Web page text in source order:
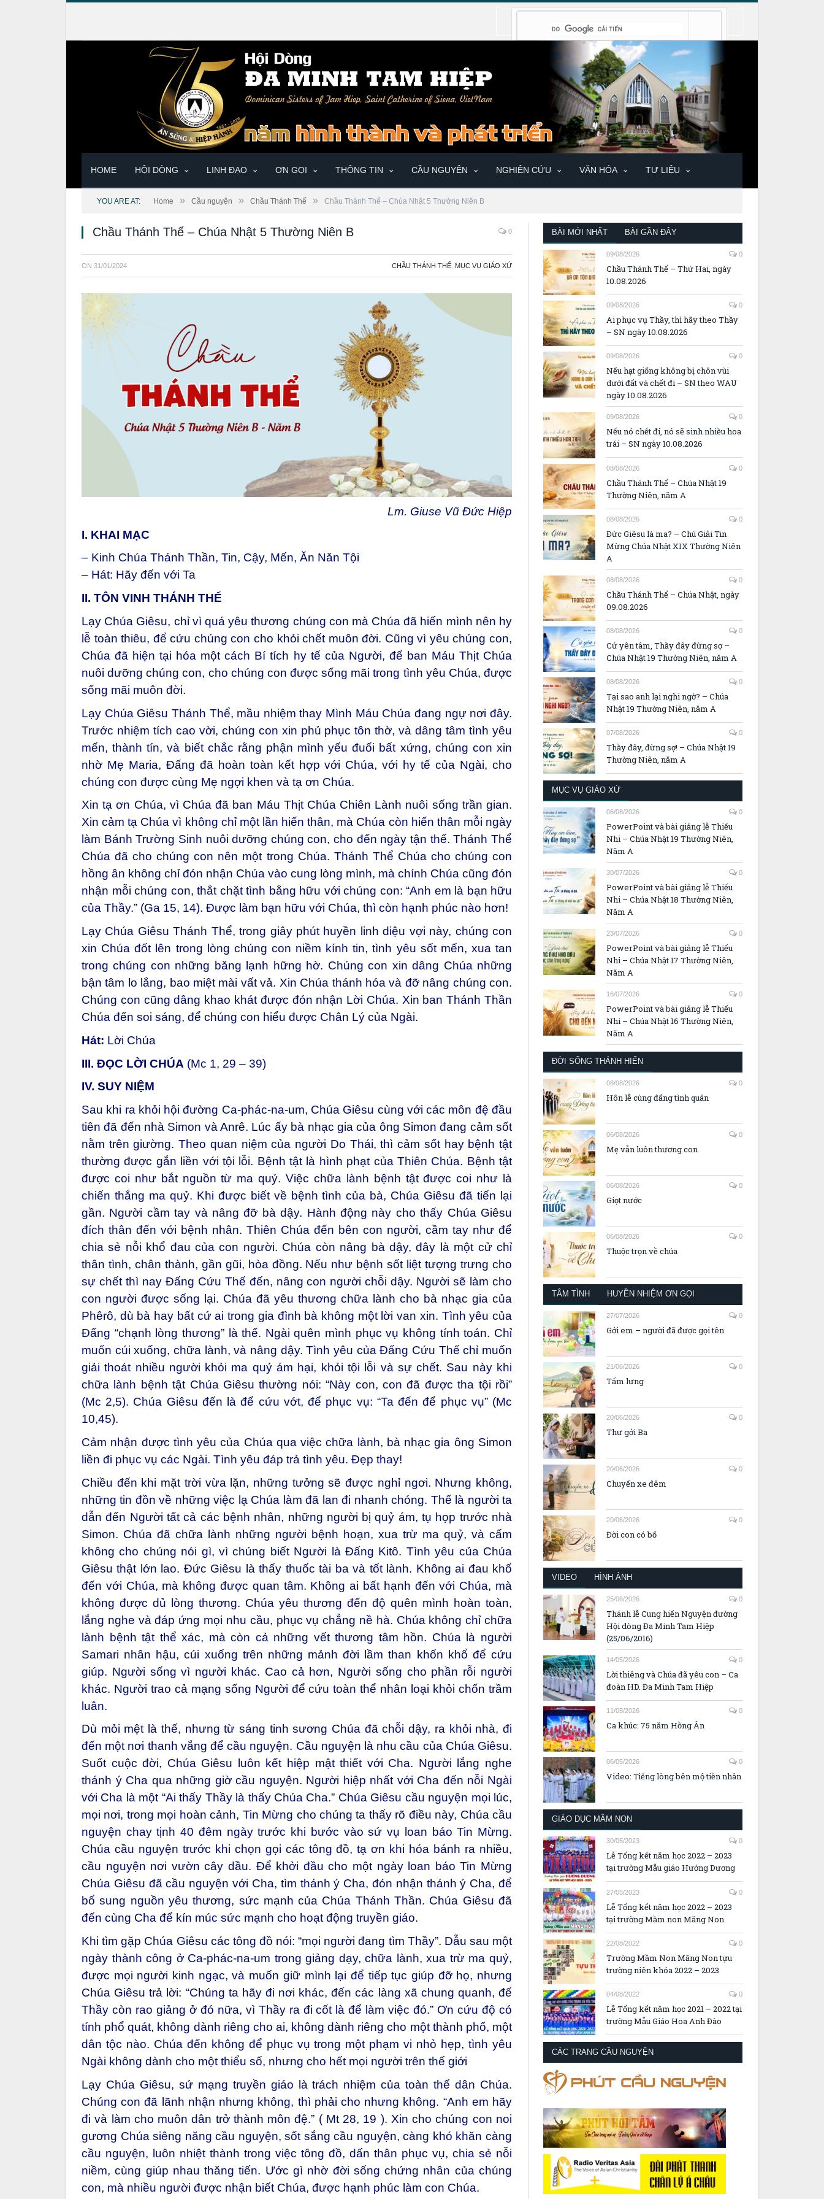
HOME HỘI DÒNG LINH ĐẠO ƠN GỌI THÔNG TIN CẦU NGUYỆN NGHIÊN CỨU VĂN HÓA TƯ LIỆU
YOU ARE AT: Home » Cầu nguyện » Chầu Thánh Thể » Chầu Thánh Thể – Chúa Nhật 5 Thường Niên B
Chầu Thánh Thể – Chúa Nhật 5 Thường Niên B 0
ON 31/01/2024 CHẦU THÁNH THỂ MỤC VỤ GIÁO XỨ
Lm. Giuse Vũ Đức Hiệp
I. KHAI MẠC
– Kinh Chúa Thánh Thần, Tin, Cậy, Mến, Ăn Năn Tội
– Hát: Hãy đến với Ta
II. TÔN VINH THÁNH THỂ
Lạy Chúa Giêsu, chỉ vì quá yêu thương chúng con mà Chúa đã hiến mình nên hy
lễ toàn thiêu, để cứu chúng con cho khỏi chết muôn đời. Cũng vì yêu chúng con,
Chúa đã hiện tại hóa một cách Bí tích hy tế của Người, để ban Máu Thịt Chúa
nuôi dưỡng chúng con, cho chúng con được sống mãi trong tình yêu Chúa, được
sống mãi muôn đời.
Lạy Chúa Giêsu Thánh Thể, mầu nhiệm thay Mình Máu Chúa đang ngự nơi đây.
Trước nhiệm tích cao vời, chúng con xin phủ phục tôn thờ, và dâng tâm tình yêu
mến, thành tín, và biết chắc rằng phận mình yếu đuối bất xứng, chúng con xin
nhờ Mẹ Maria, Đấng đã hoàn toàn kết hợp với Chúa, với hy tế của Ngài, cho
chúng con được cùng Mẹ ngợi khen và tạ ơn Chúa.
Xin tạ ơn Chúa, vì Chúa đã ban Máu Thịt Chúa Chiên Lành nuôi sống trần gian.
Xin cảm tạ Chúa vì không chỉ một lần hiến thân, mà Chúa còn hiến thân mỗi ngày
làm Bánh Trường Sinh nuôi dưỡng chúng con, cho đến ngày tận thế. Thánh Thể
Chúa đã cho chúng con nên một trong Chúa. Thánh Thể Chúa cho chúng con
hồng ân không chỉ đón nhận Chúa vào cung lòng mình, mà chính Chúa cũng đón
nhận mỗi chúng con, thắt chặt tình bằng hữu với chúng con: “Anh em là bạn hữu
của Thầy.” (Ga 15, 14). Được làm bạn hữu với Chúa, thì còn hạnh phúc nào hơn!
Lạy Chúa Giêsu Thánh Thể, trong giây phút huyền linh diệu vợi này, chúng con
xin Chúa đốt lên trong lòng chúng con niềm kính tin, tình yêu sốt mến, xua tan
trong chúng con những băng lạnh hững hờ. Chúng con xin dâng Chúa những
bận tâm lo lắng, bao miệt mài vất vả. Xin Chúa thánh hóa và đỡ nâng chúng con.
Chúng con cũng dâng khao khát được đón nhận Lời Chúa. Xin ban Thánh Thần
Chúa đến soi sáng, để chúng con hiểu được Chân Lý của Ngài.
Hát: Lời Chúa
III. ĐỌC LỜI CHÚA (Mc 1, 29 – 39)
IV. SUY NIỆM
Sau khi ra khỏi hội đường Ca-phác-na-um, Chúa Giêsu cùng với các môn đệ đầu
tiên đã đến nhà Simon và Anrê. Lúc ấy bà nhạc gia của ông Simon đang cảm sốt
nằm trên giường. Theo quan niệm của người Do Thái, thì cảm sốt hay bệnh tật
thường được gắn liền với tội lỗi. Bệnh tật là hình phạt của Thiên Chúa. Bệnh tật
được coi như bắt nguồn từ ma quỷ. Việc chữa lành bệnh tật được coi như là
chiến thắng ma quỷ. Khi được biết về bệnh tình của bà, Chúa Giêsu đã tiến lại
gần. Người cầm tay và nâng đỡ bà dậy. Hành động này cho thấy Chúa Giêsu
đích thân đến với bệnh nhân. Thiên Chúa đến bên con người, cầm tay như để
chia sẻ nỗi khổ đau của con người. Chúa còn nâng bà dậy, đây là một cử chỉ
thân tình, chân thành, gần gũi, hòa đồng. Nếu như bệnh sốt liệt tượng trưng cho
sự chết thì nay Đấng Cứu Thế đến, nâng con người chỗi dậy. Người sẽ làm cho
con người được sống lại. Chúa đã yêu thương chữa lành cho bà nhạc gia của
Phêrô, dù bà hay bất cứ ai trong gia đình bà không một lời van xin. Tình yêu của
Đấng “chạnh lòng thương” là thế. Ngài quên mình phục vụ không tính toán. Chỉ
muốn cúi xuống, chữa lành, và nâng dậy. Tình yêu của Đấng Cứu Thế chỉ muốn
giải thoát nhiều người khỏi ma quỷ ám hại, khỏi tội lỗi và sự chết. Sau này khi
chữa lành bệnh tật Chúa Giêsu thường nói: “Này con, con đã được tha tội rồi”
(Mc 2,5). Chúa Giêsu đến là để cứu vớt, để phục vụ: “Ta đến để phục vụ” (Mc
10,45).
Cảm nhận được tình yêu của Chúa qua việc chữa lành, bà nhạc gia ông Simon
liền đi phục vụ các Ngài. Tình yêu đáp trả tình yêu. Đẹp thay!
Chiều đến khi mặt trời vừa lặn, những tưởng sẽ được nghỉ ngơi. Nhưng không,
những tin đồn về những việc lạ Chúa làm đã lan đi nhanh chóng. Thế là người ta
dẫn đến Người tất cả các bệnh nhân, những người bị quỷ ám, tụ họp trước nhà
Simon. Chúa đã chữa lành những người bệnh hoạn, xua trừ ma quỷ, và cấm
không cho chúng nói gì, vì chúng biết Người là Đấng Kitô. Tình yêu của Chúa
Giêsu thật lớn lao. Đức Giêsu là thấy thuốc tài ba và tốt lành. Không ai đau khổ
đến với Chúa, mà không được quan tâm. Không ai bất hạnh đến với Chúa, mà
không được dủ lòng thương. Chúa yêu thương đến độ quên mình hoàn toàn,
lắng nghe và đáp ứng mọi nhu cầu, phục vụ chẳng nề hà. Chúa không chỉ chữa
lành bệnh tật thể xác, mà còn cả những vết thương tâm hồn. Chúa là người
Samari nhân hậu, cúi xuống trên những mảnh đời lầm than khốn khổ để cứu
giúp. Người sống vì người khác. Cao cả hơn, Người sống cho phần rỗi người
khác. Người trao cả mạng sống Người để cứu toàn thể nhân loại khỏi chốn trầm
luân.
Dù mỏi mệt là thế, nhưng từ sáng tinh sương Chúa đã chỗi dậy, ra khỏi nhà, đi
đến một nơi thanh vắng để cầu nguyện. Cầu nguyện là nhu cầu của Chúa Giêsu.
Suốt cuộc đời, Chúa Giêsu luôn kết hiệp mật thiết với Cha. Người lắng nghe
thánh ý Cha qua những giờ cầu nguyện. Người hiệp nhất với Cha đến nỗi Ngài
với Cha là một “Ai thấy Thầy là thấy Chúa Cha.” Chúa Giêsu cầu nguyện mọi lúc,
mọi nơi, trong mọi hoàn cảnh, Tin Mừng cho chúng ta thấy rõ điều này, Chúa cầu
nguyện chay tịnh 40 đêm ngày trước khi bước vào sứ vụ loan báo Tin Mừng.
Chúa cầu nguyện trước khi chọn gọi các tông đồ, tạ ơn khi hóa bánh ra nhiều,
cầu nguyện nơi vườn cây dầu. Để khởi đầu cho một ngày loan báo Tin Mừng
Chúa Giêsu đã cầu nguyện với Cha, tìm thánh ý Cha, đón nhận thánh ý Cha, để
bổ sung nguồn yêu thương, sức mạnh của Chúa Thánh Thần. Chúa Giêsu đã
đến cùng Cha để kín múc sức mạnh cho hoạt động truyền giáo.
Khi tìm gặp Chúa Giêsu các tông đồ nói: “mọi người đang tìm Thầy”. Dẫu sau một
ngày thành công ở Ca-phác-na-um trong giảng dạy, chữa lành, xua trừ ma quỷ,
được mọi người kinh ngạc, và muốn giữ mình lại để tiếp tục giúp đỡ họ, nhưng
Chúa Giêsu trả lời: “Chúng ta hãy đi nơi khác, đến các làng xã chung quanh, để
Thầy còn rao giảng ở đó nữa, vì Thầy ra đi cốt là để làm việc đó.” Ơn cứu độ có
tính phổ quát, không dành riêng cho ai, không dành riêng cho một thành phố, một
dân tộc nào. Chúa đến không để phục vụ trong một phạm vi nhỏ hẹp, tình yêu
Ngài không dành cho một thiểu số, nhưng cho hết mọi người trên thế giới
Lạy Chúa Giêsu, sứ mạng truyền giáo là trách nhiệm của toàn thể dân Chúa.
Chúng con đã lãnh nhận nhưng không, thì phải cho nhưng không. “Anh em hãy
đi và làm cho muôn dân trở thành môn đệ.” ( Mt 28, 19 ). Xin cho chúng con noi
gương Chúa siêng năng cầu nguyện, sốt sắng cầu nguyện, càng khó khăn càng
cầu nguyện, luôn nhiệt thành trong việc tông đồ, dấn thân phục vụ, chia sẻ nỗi
niềm, cùng giúp nhau thăng tiến. Ước gì nhờ đời sống chứng nhân của chúng
con, mà nhiều người được nhận biết Chúa, được hạnh phúc làm con Chúa.
BÀI MỚI NHẤT BÀI GẦN ĐÂY
09/08/2026 0
Chầu Thánh Thể – Thứ Hai, ngày
10.08.2026
09/08/2026 0
Ai phục vụ Thầy, thì hãy theo Thầy
– SN ngày 10.08.2026
09/08/2026 0
Nếu hạt giống không bị chôn vùi
dưới đất và chết đi – SN theo WAU
ngày 10.08.2026
09/08/2026 0
Nếu nó chết đi, nó sẽ sinh nhiều hoa
trái – SN ngày 10.08.2026
08/08/2026 0
Chầu Thánh Thể – Chúa Nhật 19
Thường Niên, năm A
08/08/2026 0
Đức Giêsu là ma? – Chú Giải Tin
Mừng Chúa Nhật XIX Thường Niên
A
08/08/2026 0
Chầu Thánh Thể – Chúa Nhật, ngày
09.08.2026
08/08/2026 0
Cứ yên tâm, Thầy đây đừng sợ –
Chúa Nhật 19 Thường Niên, năm A
08/08/2026 0
Tại sao anh lại nghi ngờ? – Chúa
Nhật 19 Thường Niên, năm A
07/08/2026 0
Thầy đây, đừng sợ! – Chúa Nhật 19
Thường Niên, năm A
MỤC VỤ GIÁO XỨ
06/08/2026 0
PowerPoint và bài giảng lễ Thiếu
Nhi – Chúa Nhật 19 Thường Niên,
Năm A
30/07/2026 0
PowerPoint và bài giảng lễ Thiếu
Nhi – Chúa Nhật 18 Thường Niên,
Năm A
23/07/2026 0
PowerPoint và bài giảng lễ Thiếu
Nhi – Chúa Nhật 17 Thường Niên,
Năm A
16/07/2026 0
PowerPoint và bài giảng lễ Thiếu
Nhi – Chúa Nhật 16 Thường Niên,
Năm A
ĐỜI SỐNG THÁNH HIẾN
06/08/2026 0
Hôn lễ cùng đấng tình quân
06/08/2026 0
Mẹ vẫn luôn thương con
06/08/2026 0
Giọt nước
06/08/2026 0
Thuộc trọn về chúa
TÂM TÌNH HUYỀN NHIỆM ƠN GỌI
27/07/2026 0
Gởi em – người đã được gọi tên
21/06/2026 0
Tấm lưng
20/06/2026 0
Thư gởi Ba
20/06/2026 0
Chuyến xe đêm
20/06/2026 0
Đời con có bố
VIDEO HÌNH ẢNH
25/06/2026 0
Thánh lễ Cung hiến Nguyện đường
Hội dòng Đa Minh Tam Hiệp
(25/06/2016)
14/05/2026 0
Lời thiêng và Chúa đã yêu con – Ca
đoàn HD. Đa Minh Tam Hiệp
11/05/2026 0
Ca khúc: 75 năm Hồng Ân
06/05/2026 0
Video: Tiếng lòng bên mộ tiền nhân
GIÁO DỤC MẦM NON
30/05/2023 0
Lễ Tổng kết năm học 2022 – 2023
tại trường Mẫu giáo Hướng Dương
27/05/2023 0
Lễ Tổng kết năm học 2022 – 2023
tại trường Mầm non Măng Non
22/08/2022 0
Trường Mầm Non Măng Non tựu
trường niên khóa 2022 – 2023
04/08/2022 0
Lễ Tổng kết năm học 2021 – 2022 tại
trường Mẫu Giáo Hoa Anh Đào
CÁC TRANG CẦU NGUYỆN